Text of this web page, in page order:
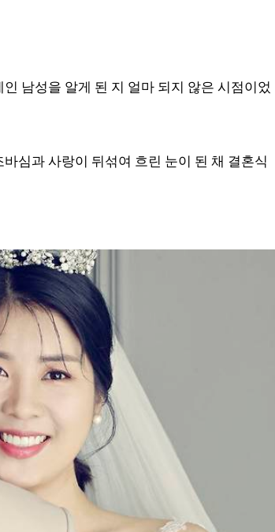
남성을 알게 된 지 얼마 되지 않은 시점이었
심과 사랑이 뒤섞여 흐린 눈이 된 채 결혼식